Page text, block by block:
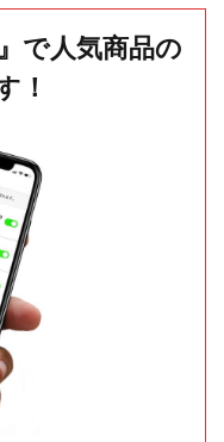
で人気商品の
！